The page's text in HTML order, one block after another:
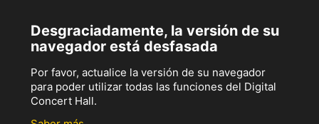
Desgraciadamente, la versión de su
navegador está desfasada
Por favor, actualice la versión de su navegador
para poder utilizar todas las funciones del Digital
Concert Hall.